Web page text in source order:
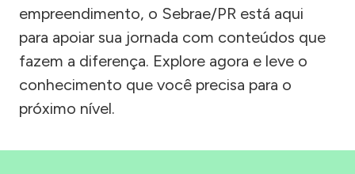
empreendimento, o Sebrae/PR está aqui
para apoiar sua jornada com conteúdos que
fazem a diferença. Explore agora e leve o
conhecimento que você precisa para o
próximo nível.